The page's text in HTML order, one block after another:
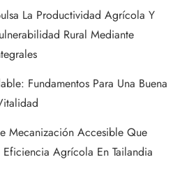
La Productividad Agrícola Y
Rural Mediante
Fundamentos Para Una Buena
Mecanización Accesible Que
Eficiencia Agrícola En Tailandia